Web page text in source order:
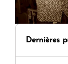
Dernières